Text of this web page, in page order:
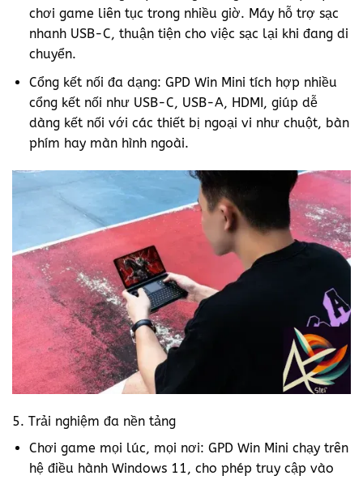
chơi game liên tục trong nhiều giờ. Máy hỗ trợ sạc
nhanh USB-C, thuận tiện cho việc sạc lại khi đang di
chuyển.
Cổng kết nối đa dạng: GPD Win Mini tích hợp nhiều
cổng kết nối như USB-C, USB-A, HDMI, giúp dễ
dàng kết nối với các thiết bị ngoại vi như chuột, bàn
phím hay màn hình ngoài.
5. Trải nghiệm đa nền tảng
Chơi game mọi lúc, mọi nơi: GPD Win Mini chạy trên
hệ điều hành Windows 11, cho phép truy cập vào